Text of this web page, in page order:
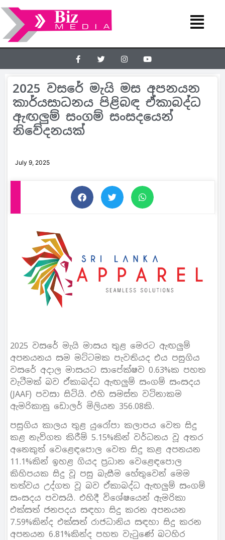
2025 වසරේ මැයි මස අපනයන
කාර්යසාධනය පිළිබඳ ඒකාබද්ධ
ඇඟලුම් සංගම් සංසදයෙන්
නිවේදනයක්
July 9, 2025
2025 වසරේ මැයි මාසය තුළ මෙරට ඇඟලුම්
අපනයනය සම මට්ටමක පැවතියද එය පසුගිය
වසරේ අදාල මාසයට සාපේක්ෂව 0.63%ක පහත
වැටීමක් බව ඒකාබද්ධ ඇඟලුම් සංගම් සංසදය
(JAAF) පවසා සිටියි. එහි සමස්ත වටිනාකම
ඇමරිකානු ඩොලර් මිලියන 356.08කි.
පසුගිය කාලය තුළ යුරෝපා කලාපය වෙත සිදු
කළ නැව්ගත කිරීම් 5.15%කින් වර්ධනය වූ අතර
අනෙකුත් වෙළෙඳපොල වෙත සිදු කළ අපනයන
11.1%කින් ඉහළ ගියද ප්‍රධාන වෙළෙඳපොල
කිහිපයක සිදු වූ පසු බැසීම හේතුවෙන් මෙම
තත්වය උද්ගත වූ බව ඒකාබද්ධ ඇඟලුම් සංගම්
සංසදය පවසයි. එහිදී විශේෂයෙන් ඇමරිකා
එක්සත් ජනපදය සඳහා සිදු කරන අපනයන
7.59%කින්ද එක්සත් රාජධානිය සඳහා සිදු කරන
අපනයන 6.81%කින්ද පහත වැටුණේ බටහිර